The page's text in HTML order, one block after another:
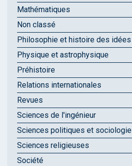
Mathématiques
Non classé
Philosophie et histoire des idées
Physique et astrophysique
Préhistoire
Relations internationales
Revues
Sciences de l'ingénieur
Sciences politiques et sociologie
Sciences religieuses
Société